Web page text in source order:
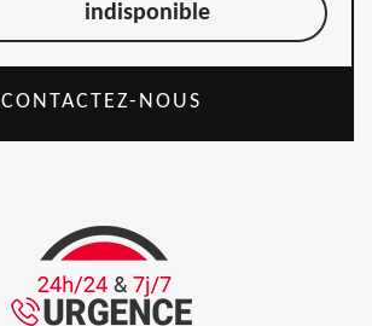
indisponible
CONTACTEZ-NOUS